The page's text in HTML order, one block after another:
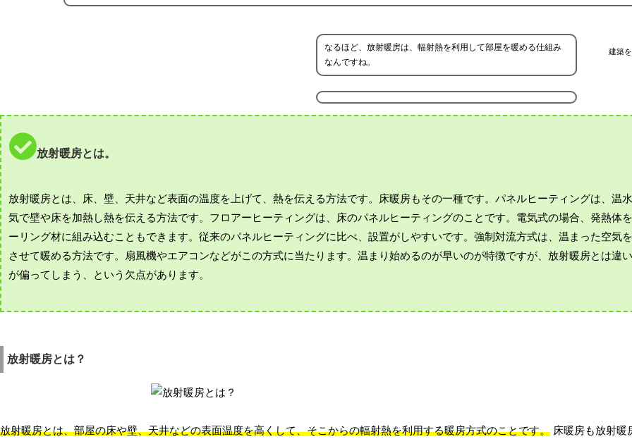
建築
なるほど、放射暖房は、輻射熱を利用して部屋を暖める仕組み
なんですね。
放射暖房とは。
放射暖房とは、床、壁、天井など表面の温度を上げて、熱を伝える方法です。床暖房もその一種です。パネルヒーティングは、温
気で壁や床を加熱し熱を伝える方法です。フロアーヒーティングは、床のパネルヒーティングのことです。電気式の場合、発熱体
ーリング材に組み込むこともできます。従来のパネルヒーティングに比べ、設置がしやすいです。強制対流方式は、温まった空気
させて暖める方法です。扇風機やエアコンなどがこの方式に当たります。温まり始めるのが早いのが特徴ですが、放射暖房とは違
が偏ってしまう、という欠点があります。
放射暖房とは？
放射暖房とは、部屋の床や壁、天井などの表面温度を高くして、そこからの輻射熱を利用する暖房方式のことです。 床暖房も放射暖